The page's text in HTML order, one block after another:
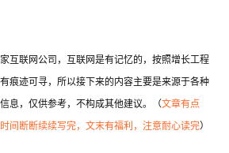
互联网公司，互联网是有记忆的，按照增长工程
痕迹可寻，所以接下来的内容主要是来源于各种
息，仅供参考，不构成其他建议。（文章有点
间断断续续写完，文末有福利，注意耐心读完）